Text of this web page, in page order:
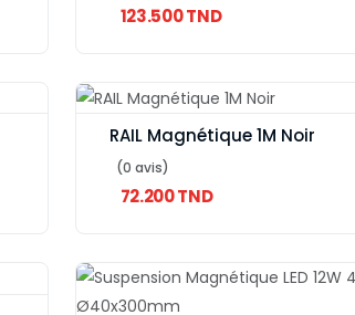
123.500 TND
RAIL Magnétique 1M Noir
(0 avis)
72.200 TND